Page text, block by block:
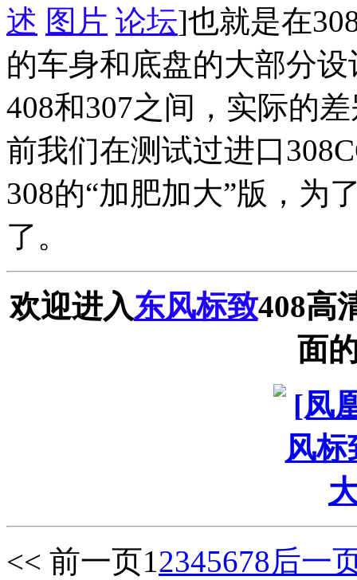
述 图片 论坛]也就是在
的车身和底盘的大部分
408和307之间，实际的
前我们在测试过进口
308的“加肥加大”版，为
了。
欢迎进入东风标致408高
面
<< 前一页12345678后一